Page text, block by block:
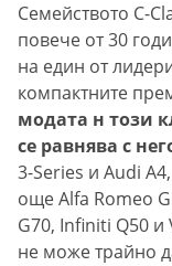
Семейството C-
повече от 30
на един от
компактните
модата н този
се равнява с
3-Series и Audi
още Alfa Romeo
G70, Infiniti Q50 и
не може трайно